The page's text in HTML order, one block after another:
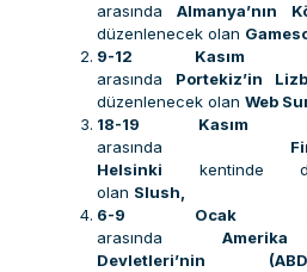
arasındaAlmanya’nın
düzenlenecek olan
9-12 Kasım
arasında Portekiz’in
düzenlenecek olan Web
18-19 Kasım
arasında
Helsinki kentinde
olan Slush,
6-9 Ocak
arasında
Devletleri’nin